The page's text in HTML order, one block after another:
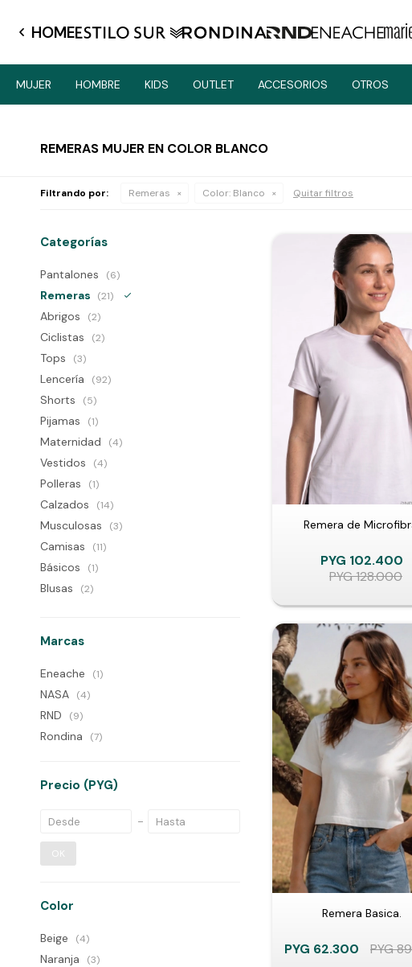
HOME
MUJER HOMBRE KIDS OUTLET ACCESORIOS OTROS
REMERAS MUJER EN COLOR BLANCO
Filtrando por: Remeras Color: Blanco Quitar filtros
Remera de
PYG 102.400
PYG128.000
Remera Basica.
PYG 62.300 PYG
Categorías
Pantalones (6)
Remeras (21)
Abrigos (2)
Ciclistas (2)
Tops (3)
Lencería (92)
Shorts (5)
Pijamas (1)
Maternidad (4)
Vestidos (4)
Polleras (1)
Calzados (14)
Musculosas (3)
Camisas (11)
Básicos (1)
Blusas (2)
Marcas
Eneache (1)
NASA (4)
RND (9)
Rondina (7)
Precio (PYG)
OK
Color
Beige (4)
Naranja (3)